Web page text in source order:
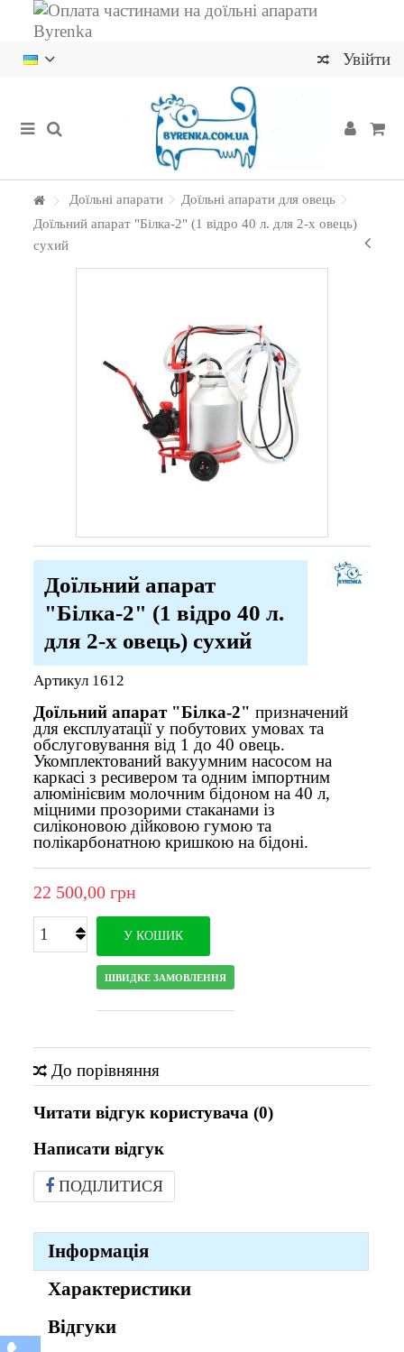
Увійти
Доїльні апарати
Доїльні апарати для овець
Доїльний апарат "Білка-2" (1 відро 40 л. для 2-х овець)
сухий
Доїльний апарат
"Білка-2" (1 відро 40 л.
для 2-х овець) сухий
Артикул 1612
Доїльний апарат "Білка-2" призначений
для експлуатації у побутових умовах та
обслуговування від 1 до 40 овець.
Укомплектований вакуумним насосом на
каркасі з ресивером та одним імпортним
алюмінієвим молочним бідоном на 40 л,
міцними прозорими стаканами із
силіконовою дійковою гумою та
полікарбонатною кришкою на бідоні.
22 500,00 грн
У КОШИК
ШВИДКЕ ЗАМОВЛЕННЯ
До порівняння
Читати відгук користувача (0)
Написати відгук
ПОДІЛИТИСЯ
Інформація
Характеристики
Відгуки